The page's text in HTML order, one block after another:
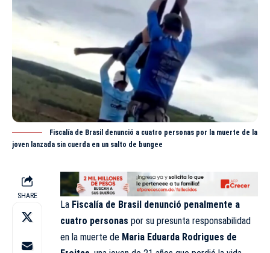
Fiscalía de Brasil denunció a cuatro personas por la muerte de la
joven lanzada sin cuerda en un salto de bungee
SHARE
La Fiscalía de Brasil denunció penalmente a
cuatro personas por su presunta responsabilidad
en la muerte de Maria Eduarda Rodrigues de